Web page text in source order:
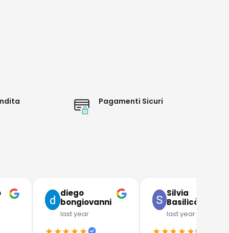
Pagamenti Sicuri
diego
bongiovanni
last year
Silvia
Basilicò
last year